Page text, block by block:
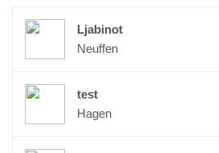
Ljabinot
Neuffen
test
Hagen